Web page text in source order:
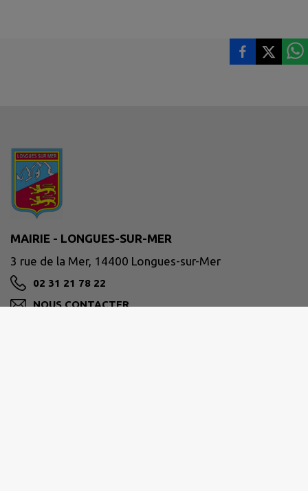
MAIRIE - LONGUES-SUR-MER
3 rue de la Mer, 14400 Longues-sur-Mer
02 31 21 78 22
NOUS CONTACTER